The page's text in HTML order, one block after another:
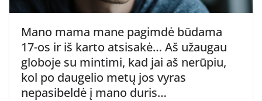
Mano mama mane pagimdė būdama
17-os ir iš karto atsisakė… Aš užaugau
globoje su mintimi, kad jai aš nerūpiu,
kol po daugelio metų jos vyras
nepasibeldė į mano duris…